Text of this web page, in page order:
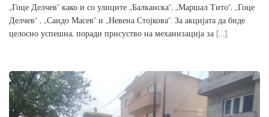
„Гоце Делчев“ како и со улиците „Балканска“, „Маршал Тито“, „Гоце
Делчев“ , „Сандо Масев“ и „Невена Стојкова“. За акцијата да биде
целосно успешна, поради присуство на механизација за […]